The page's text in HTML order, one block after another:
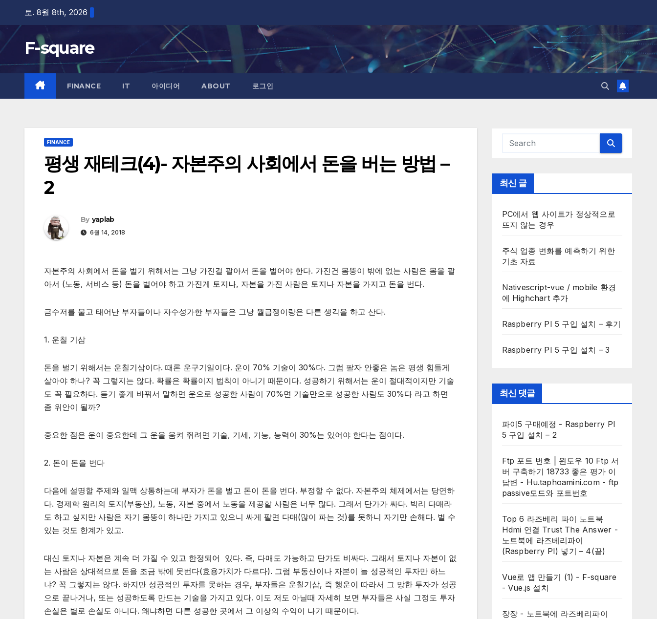
content
토. 8월 8th, 2026
F-square
FINANCE IT 아이디어 ABOUT 로그인
FINANCE
평생 재테크(4)- 자본주의 사회에서 돈을 버는 방법 –
2
By yaplab
6월 14, 2018
자본주의 사회에서 돈을 벌기 위해서는 그냥 가진걸 팔아서 돈을 벌어야 한다. 가진건 몸뚱이 밖에 없는 사람은 몸을 팔
아서 (노동, 서비스 등) 돈을 벌어야 하고 가진게 토지나, 자본을 가진 사람은 토지나 자본을 가지고 돈을 번다.
금수저를 물고 태어난 부자들이나 자수성가한 부자들은 그냥 월급쟁이랑은 다른 생각을 하고 산다.
1. 운칠 기삼
돈을 벌기 위해서는 운칠기삼이다. 때론 운구기일이다. 운이 70% 기술이 30%다. 그럼 팔자 안좋은 놈은 평생 힘들게
살아야 하나? 꼭 그렇지는 않다. 확률은 확률이지 법칙이 아니기 때문이다. 성공하기 위해서는 운이 절대적이지만 기술
도 꼭 필요하다. 듣기 좋게 바꿔서 말하면 운으로 성공한 사람이 70%면 기술만으로 성공한 사람도 30%다 라고 하면
좀 위안이 될까?
중요한 점은 운이 중요한데 그 운을 움켜 쥐려면 기술, 기세, 기능, 능력이 30%는 있어야 한다는 점이다.
2. 돈이 돈을 번다
다음에 설명할 주제와 일맥 상통하는데 부자가 돈을 벌고 돈이 돈을 번다. 부정할 수 없다. 자본주의 체제에서는 당연하
다. 경제학 원리의 토지(부동산), 노동, 자본 중에서 노동을 제공할 사람은 너무 많다. 그래서 단가가 싸다. 박리 다매라
도 하고 싶지만 사람은 자기 몸뚱이 하나만 가지고 있으니 싸게 팔면 다매(많이 파는 것)를 못하니 자기만 손해다. 벌 수
있는 것도 한계가 있고.
대신 토지나 자본은 계속 더 가질 수 있고 한정되어 있다. 즉, 다매도 가능하고 단가도 비싸다. 그래서 토지나 자본이 없
는 사람은 상대적으로 돈을 조금 밖에 못번다(효용가치가 다르다). 그럼 부동산이나 자본이 늘 성공적인 투자만 하느
냐? 꼭 그렇지는 않다. 하지만 성공적인 투자를 못하는 경우, 부자들은 운칠기삼, 즉 행운이 따라서 그 망한 투자가 성공
으로 끝나거나, 또는 성공하도록 만드는 기술을 가지고 있다. 이도 저도 아닐때 자세히 보면 부자들은 사실 그정도 투자
손실은 별로 손실도 아니다. 왜냐하면 다른 성공한 곳에서 그 이상의 수익이 나기 때문이다.
최신 글
PC에서 웹 사이트가 정상적으로
뜨지 않는 경우
주식 업종 변화를 예측하기 위한
기초 자료
Nativescript-vue / mobile 환경
에 Highchart 추가
Raspberry PI 5 구입 설치 – 후기
Raspberry PI 5 구입 설치 – 3
최신 댓글
파이5 구매예정 - Raspberry PI
5 구입 설치 – 2
Ftp 포트 번호 | 윈도우 10 Ftp 서
버 구축하기 18733 좋은 평가 이
답변 - Hu.taphoamini.com- ftp
passive모드와 포트번호
Top 6 라즈베리 파이 노트북
Hdmi 연결 Trust The Answer -
노트북에 라즈베리파이
(Raspberry PI) 넣기 – 4(끝)
Vue로 앱 만들기 (1) - F-square
- Vue.js 설치
장장- 노트북에 라즈베리파이